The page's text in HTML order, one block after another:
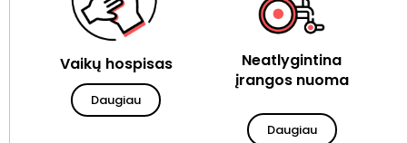
Vaikų hospisas
Daugiau
Neatlygintina
įrangos nuoma
Daugiau